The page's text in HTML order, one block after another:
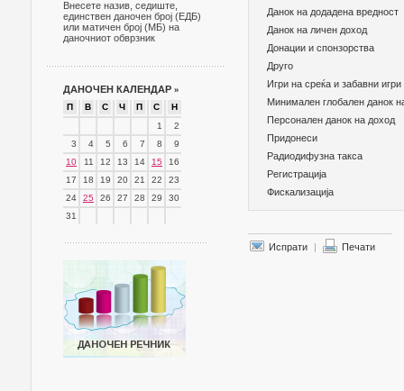
Внесете назив, седиште,
единствен даночен број (ЕДБ)
или матичен број (МБ) на
даночниот обврзник
ДАНОЧЕН КАЛЕНДАР »
П В С Ч П С
Н
1
2
3
4 5 6 7 8
9
10
11 12 13 14 15
16
17
18 19 20 21 22
23
24
25 26 27 28 29
30
31
Данок на додадена вредност
Данок на личен доход
Донации и спонзорства
Друго
Игри на среќа и забавни игри
Минимален глобален данок
Персонален данок на доход
Придонеси
Радиодифузна такса
Регистрација
Фискализација
Испрати | Печати